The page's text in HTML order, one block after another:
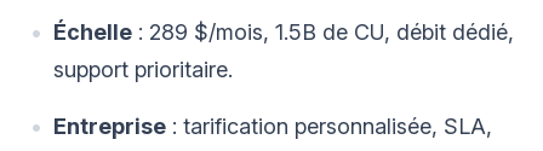
Échelle : 289 $/mois, 1.5B de CU, débit dédié,
support prioritaire.
Entreprise : tarification personnalisée, SLA,